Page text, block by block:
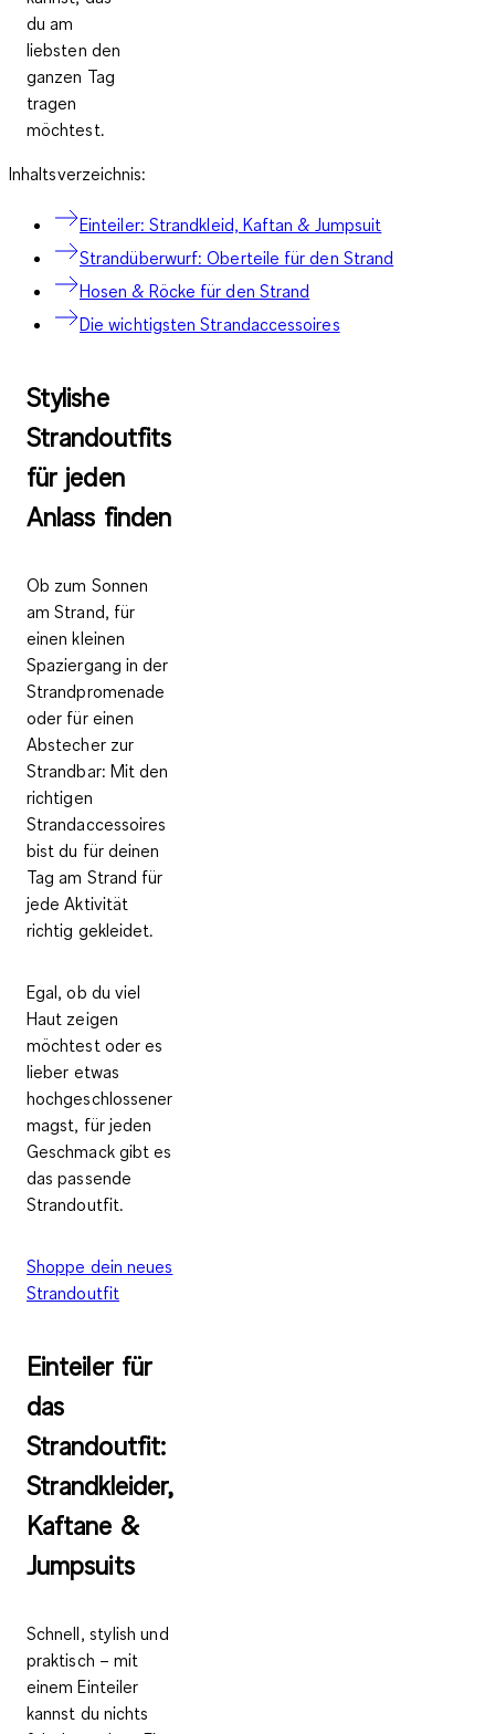
du am
liebsten den
ganzen Tag
tragen
möchtest.
Inhaltsverzeichnis:
Einteiler: Strandkleid, Kaftan & Jumpsuit
Strandüberwurf: Oberteile für den Strand
Hosen & Röcke für den Strand
Die wichtigsten Strandaccessoires
Stylishe
Strandoutfits
für jeden
Anlass finden
Ob zum Sonnen
am Strand, für
einen kleinen
Spaziergang in der
Strandpromenade
oder für einen
Abstecher zur
Strandbar: Mit den
richtigen
Strandaccessoires
bist du für deinen
Tag am Strand für
jede Aktivität
richtig gekleidet.
Egal, ob du viel
Haut zeigen
möchtest oder es
lieber etwas
hochgeschlossener
magst, für jeden
Geschmack gibt es
das passende
Strandoutfit.
Shoppe dein neues
Strandoutfit
Einteiler für
das
Strandoutfit:
Strandkleider,
Kaftane &
Jumpsuits
Schnell, stylish und
praktisch – mit
einem Einteiler
kannst du nichts